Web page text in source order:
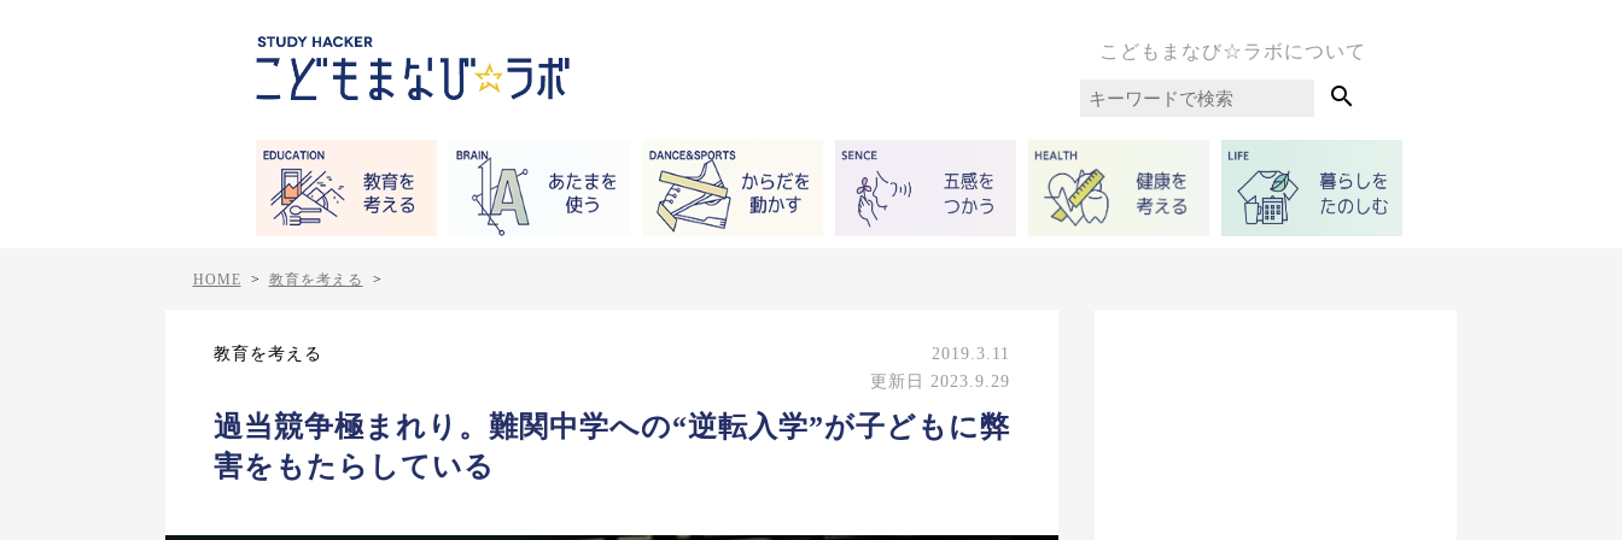
こどもまなび☆ラボについて

HOME > 教育を考える >
教育を考える
2019.3.11
更新日 2023.9.29
過当競争極まれり。難関中学への“逆転入学”が子どもに弊
害をもたらしている